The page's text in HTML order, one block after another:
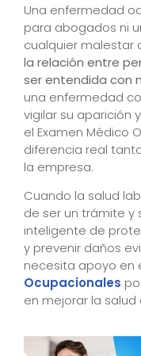
Una enfermedad
para abogados ni
cualquier malestar
la relación entre
ser entendida con
una enfermedad
vigilar su aparición
el Examen Médico
diferencia real
la empresa.
Cuando la salud
de ser un trámite y
inteligente de
y prevenir daños
necesita apoyo en
Ocupacionales
en mejorar la